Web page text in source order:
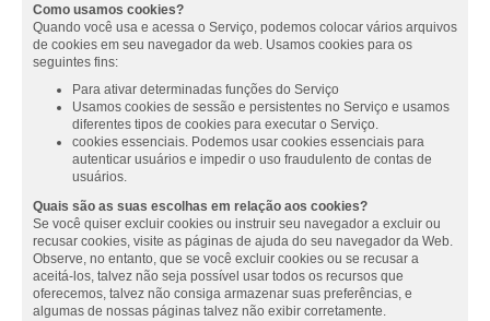
Como usamos cookies?
Quando você usa e acessa o Serviço, podemos colocar vários arquivos
de cookies em seu navegador da web. Usamos cookies para os
seguintes fins:
Para ativar determinadas funções do Serviço
Usamos cookies de sessão e persistentes no Serviço e usamos
diferentes tipos de cookies para executar o Serviço.
cookies essenciais. Podemos usar cookies essenciais para
autenticar usuários e impedir o uso fraudulento de contas de
usuários.
Quais são as suas escolhas em relação aos cookies?
Se você quiser excluir cookies ou instruir seu navegador a excluir ou
recusar cookies, visite as páginas de ajuda do seu navegador da Web.
Observe, no entanto, que se você excluir cookies ou se recusar a
aceitá-los, talvez não seja possível usar todos os recursos que
oferecemos, talvez não consiga armazenar suas preferências, e
algumas de nossas páginas talvez não exibir corretamente.